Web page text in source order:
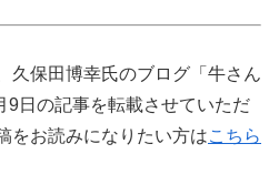
久保田博幸氏のブログ「牛さん
9日の記事を転載させていただ
をお読みになりたい方はこちら